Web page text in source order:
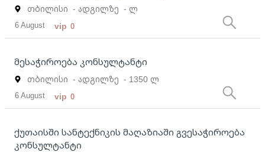
თბილისი - ადგილზე - ლ
6 August vip 0
მესაჭიროება კონსულტანტი
თბილისი - ადგილზე - 1350 ლ
6 August vip 0
ქუთაისში სანტექნიკის მაღაზიაში გვესაჭიროება
კონსულტანტი